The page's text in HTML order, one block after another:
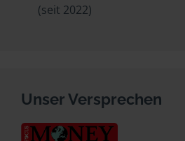
(seit 2022)
Unser Versprechen